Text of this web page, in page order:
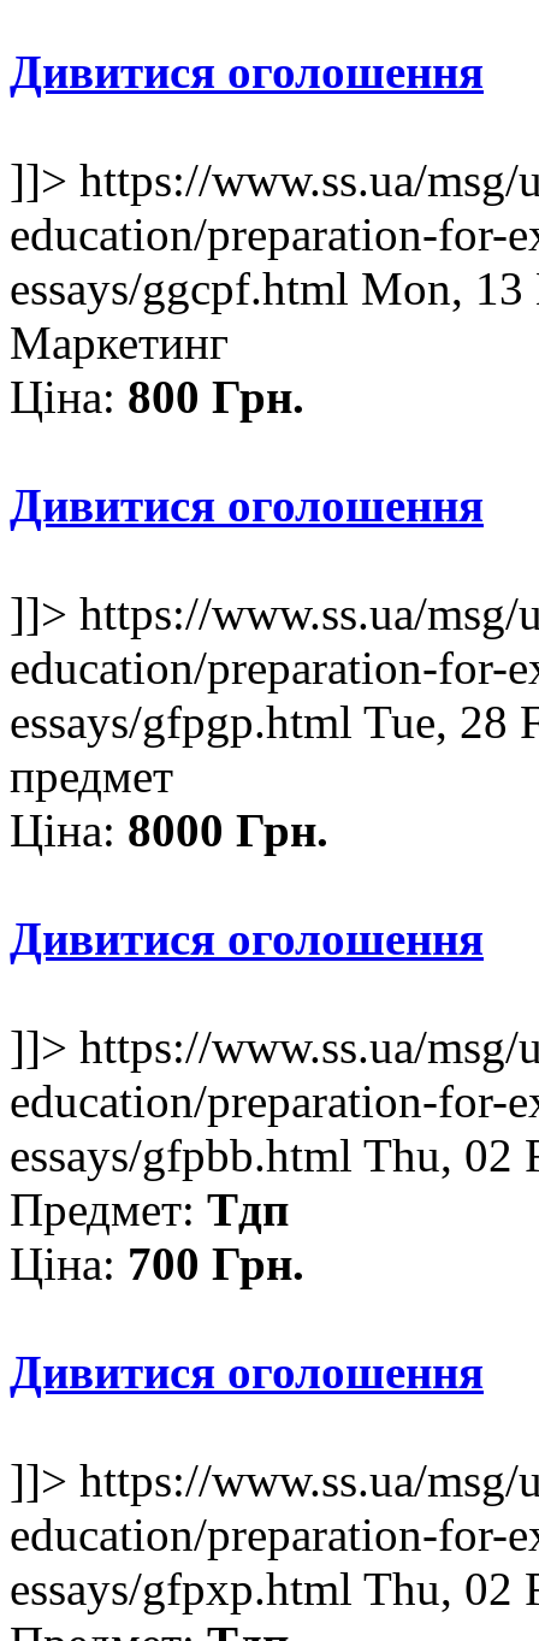
Дивитися оголошення
]]> https://www.ss.ua/
education/preparation-for-
essays/ggcpf.html Mon, 13
Маркетинг
Ціна: 800 Грн.
Дивитися оголошення
]]> https://www.ss.ua/
education/preparation-for-
essays/gfpgp.html Tue, 28
предмет
Ціна: 8000 Грн.
Дивитися оголошення
]]> https://www.ss.ua/
education/preparation-for-
essays/gfpbb.html Thu, 02
Предмет: Тдп
Ціна: 700 Грн.
Дивитися оголошення
]]> https://www.ss.ua/
education/preparation-for-
essays/gfpxp.html Thu, 02